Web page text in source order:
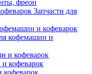
фреон
Запчасти для
и кофеварок
кофемашин и
и кофеварок
кофеварок